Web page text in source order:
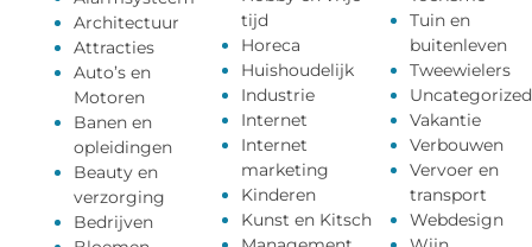
Architectuur
Attracties
Auto’s en
Motoren
Banen en
opleidingen
Beauty en
verzorging
Bedrijven
tijd
Horeca
Huishoudelijk
Industrie
Internet
Internet
marketing
Kinderen
Kunst en Kitsch
Tuin en
buitenleven
Tweewielers
Uncategorized
Vakantie
Verbouwen
Vervoer en
transport
Webdesign